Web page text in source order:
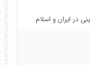
در ایران و اسلام